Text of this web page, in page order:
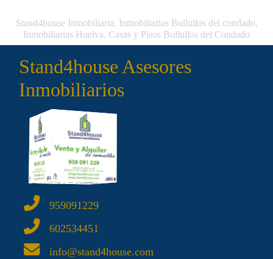
Stand4house Inmobiliaria, Inmobiliarias Bollullos del condado,
Inmobiliarias Huelva, Casas y Pisos Bollullos del Condado
Stand4house Asesores
Inmobiliarios
959091229
602534451
info@stand4house.com